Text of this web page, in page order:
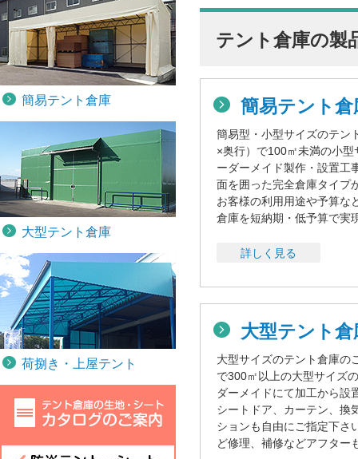
テント倉庫の製
簡易テント倉
簡易型・小型サイズのテン
×奥行）で100㎡未満の小
ーダーメイド製作・設置工
面を囲った完全倉庫タイプ
お客様の利用用途や予算な
倉庫を短納期・低予算で実
詳しく見る
大型テント
大型サイズのテント倉庫の
で300㎡以上の大型サイズ
ダーメイドにて加工から設
シートドア、カーテン、換
ションも自由にご指定下さ
ど修理、補修などアフター
簡易テント倉庫
大型テント倉庫
荷捌き・上屋テント